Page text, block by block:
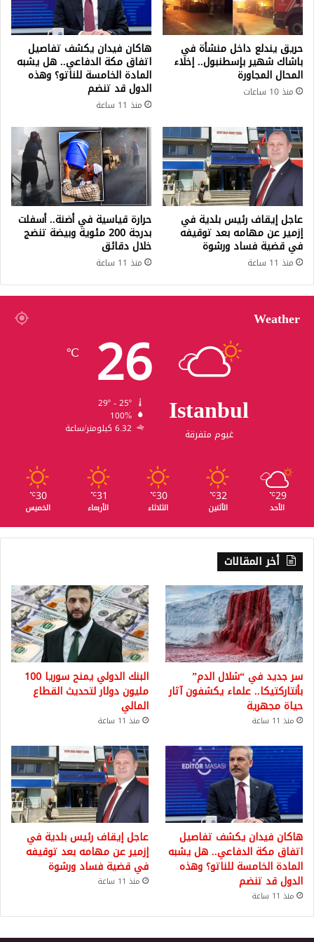
حريق يندلع داخل منشأة في
باشاك شهير بإسطنبول.. إخلاء
المحال المجاورة
منذ 10 ساعات
هاكان فيدان يكشف تفاصيل
اتفاق مكة الدفاعي.. هل يشبه
المادة الخامسة للناتو؟ وهذه
الدول قد تنضم
منذ 11 ساعة
عاجل إيقاف رئيس بلدية في
إزمير عن مهامه بعد توقيفه
في قضية فساد ورشوة
منذ 11 ساعة
حرارة قياسية في أضنة.. أسفلت
بدرجة 200 مئوية وبيضة تنضج
خلال دقائق
منذ 11 ساعة
Weather
Istanbul
غيوم متفرقة
26
℃
100%
6.32 كيلومتر/ساعة
29
℃
الأحد
32
℃
الأثنين
30
℃
الثلاثاء
31
℃
الأربعاء
30
℃
الخميس
أخر المقالات
سر جديد في “شلال الدم”
بأنتاركتيكا.. علماء يكشفون آثار
حياة مجهرية
منذ 11 ساعة
البنك الدولي يمنح سوريا 100
مليون دولار لتحديث القطاع
المالي
منذ 11 ساعة
هاكان فيدان يكشف تفاصيل
اتفاق مكة الدفاعي.. هل يشبه
المادة الخامسة للناتو؟ وهذه
الدول قد تنضم
منذ 11 ساعة
عاجل إيقاف رئيس بلدية في
إزمير عن مهامه بعد توقيفه
في قضية فساد ورشوة
منذ 11 ساعة